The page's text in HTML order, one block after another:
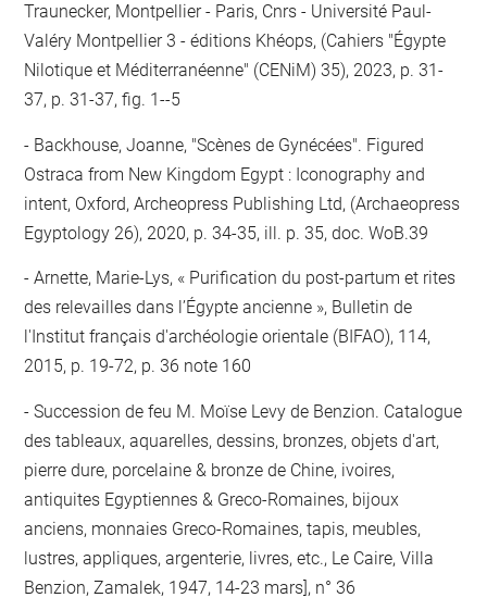
Traunecker, Montpellier - Paris, Cnrs - Université Paul-
Valéry Montpellier 3 - éditions Khéops, (Cahiers "Égypte
Nilotique et Méditerranéenne" (CENiM) 35), 2023, p. 31-
37, p. 31-37, fig. 1--5
Backhouse, Joanne, "Scènes de Gynécées". Figured
Ostraca from New Kingdom Egypt : Iconography and
intent, Oxford, Archeopress Publishing Ltd, (Archaeopress
Egyptology 26), 2020, p. 34-35, ill. p. 35, doc. WoB.39
Arnette, Marie-Lys, « Purification du post-partum et rites
des relevailles dans l’Égypte ancienne », Bulletin de
l'Institut français d'archéologie orientale (BIFAO), 114,
2015, p. 19-72, p. 36 note 160
Succession de feu M. Moïse Levy de Benzion. Catalogue
des tableaux, aquarelles, dessins, bronzes, objets d'art,
pierre dure, porcelaine & bronze de Chine, ivoires,
antiquites Egyptiennes & Greco-Romaines, bijoux
anciens, monnaies Greco-Romaines, tapis, meubles,
lustres, appliques, argenterie, livres, etc., Le Caire, Villa
Benzion, Zamalek, 1947, 14-23 mars], n° 36